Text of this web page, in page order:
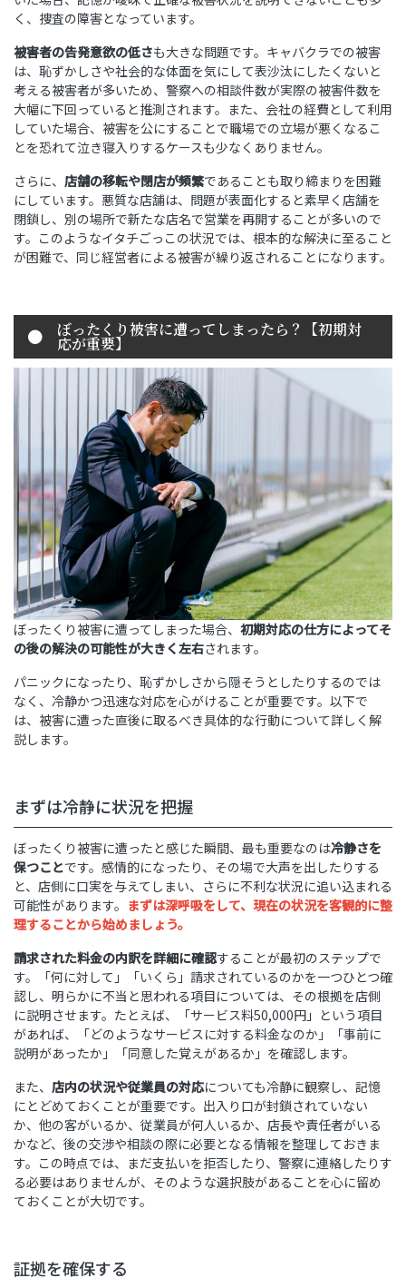
く、捜査の障害となっています。
被害者の告発意欲の低さも大きな問題です。キャバクラでの被害
は、恥ずかしさや社会的な体面を気にして表沙汰にしたくないと
考える被害者が多いため、警察への相談件数が実際の被害件数を
大幅に下回っていると推測されます。また、会社の経費として利用
していた場合、被害を公にすることで職場での立場が悪くなるこ
とを恐れて泣き寝入りするケースも少なくありません。
さらに、 店舗の移転や閉店が頻繁であることも取り締まりを困難
にしています。悪質な店舗は、問題が表面化すると素早く店舗を
閉鎖し、別の場所で新たな店名で営業を再開することが多いので
す。このようなイタチごっこの状況では、根本的な解決に至ること
が困難で、同じ経営者による被害が繰り返されることになります。
ぼったくり被害に遭ってしまったら？【初期対
応が重要】
ぼったくり被害に遭ってしまった場合、 初期対応の仕方によってそ
の後の解決の可能性が大きく左右されます。
パニックになったり、恥ずかしさから隠そうとしたりするのでは
なく、冷静かつ迅速な対応を心がけることが重要です。以下で
は、被害に遭った直後に取るべき具体的な行動について詳しく解
説します。
まずは冷静に状況を把握
ぼったくり被害に遭ったと感じた瞬間、最も重要なのは冷静さを
保つことです。感情的になったり、その場で大声を出したりする
と、店側に口実を与えてしまい、さらに不利な状況に追い込まれる
可能性があります。 まずは深呼吸をして、現在の状況を客観的に整
理することから始めましょう。
請求された料金の内訳を詳細に確認することが最初のステップで
す。「何に対して」「いくら」請求されているのかを一つひとつ確
認し、明らかに不当と思われる項目については、その根拠を店側
に説明させます。たとえば、「サービス料50,000円」という項目
があれば、「どのようなサービスに対する料金なのか」「事前に
説明があったか」「同意した覚えがあるか」を確認します。
また、 店内の状況や従業員の対応についても冷静に観察し、記憶
にとどめておくことが重要です。出入り口が封鎖されていない
か、他の客がいるか、従業員が何人いるか、店長や責任者がいる
かなど、後の交渉や相談の際に必要となる情報を整理しておきま
す。この時点では、まだ支払いを拒否したり、警察に連絡したりす
る必要はありませんが、そのような選択肢があることを心に留め
ておくことが大切です。
証拠を確保する